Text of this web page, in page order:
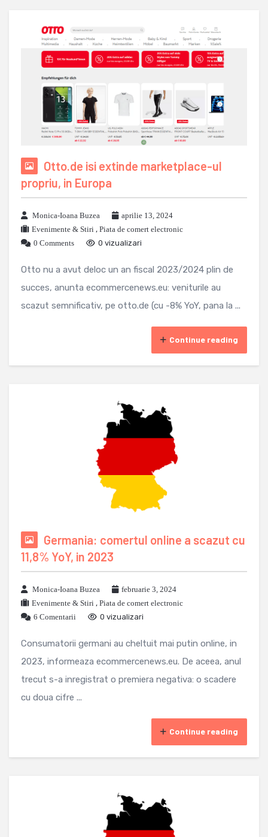
Otto.de isi extinde marketplace-ul
propriu, in Europa
Monica-Ioana Buzea
aprilie 13, 2024
Evenimente & Stiri , Piata de comert electronic
0 Comments
0 vizualizari
Otto nu a avut deloc un an fiscal 2023/2024 plin de
succes, anunta ecommercenews.eu: veniturile au
scazut semnificativ, pe otto.de (cu -8% YoY, pana la ...
Continue reading
Germania: comertul online a scazut cu
11,8% YoY, in 2023
Monica-Ioana Buzea
februarie 3, 2024
Evenimente & Stiri , Piata de comert electronic
6 Comentarii
0 vizualizari
Consumatorii germani au cheltuit mai putin online, in
2023, informeaza ecommercenews.eu. De aceea, anul
trecut s-a inregistrat o premiera negativa: o scadere
cu doua cifre ...
Continue reading